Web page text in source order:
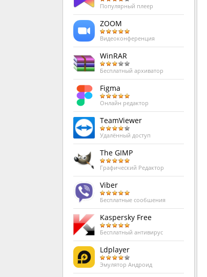
Популярный плеер
ZOOM
Видеоконференция
WinRAR
Бесплатный архиватор
Figma
Онлайн редактор
TeamViewer
Удалённый доступ
The GIMP
Графический Редактор
Viber
Бесплатные сообшения
Kaspersky Free
Бесплатный антивирус
Ldplayer
Эмулятор Андроид